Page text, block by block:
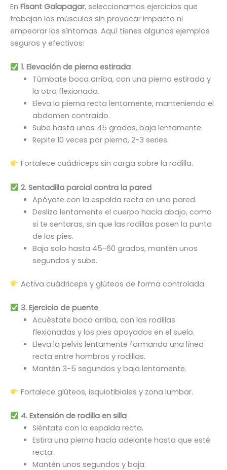
En Fisant Galapagar, seleccionamos ejercicios que
trabajan los músculos sin provocar impacto ni
empeorar los síntomas. Aquí tienes algunos ejemplos
seguros y efectivos:
1. Elevación de pierna estirada
Túmbate boca arriba, con una pierna estirada y
la otra flexionada.
Eleva la pierna recta lentamente, manteniendo el
abdomen contraído.
Sube hasta unos 45 grados, baja lentamente.
Repite 10 veces por pierna, 2-3 series.
Fortalece cuádriceps sin carga sobre la rodilla.
2. Sentadilla parcial contra la pared
Apóyate con la espalda recta en una pared.
Desliza lentamente el cuerpo hacia abajo, como
si te sentaras, sin que las rodillas pasen la punta
de los pies.
Baja solo hasta 45-60 grados, mantén unos
segundos y sube.
Activa cuádriceps y glúteos de forma controlada.
3. Ejercicio de puente
Acuéstate boca arriba, con las rodillas
flexionadas y los pies apoyados en el suelo.
Eleva la pelvis lentamente formando una línea
recta entre hombros y rodillas.
Mantén 3-5 segundos y baja lentamente.
Fortalece glúteos, isquiotibiales y zona lumbar.
4. Extensión de rodilla en silla
Siéntate con la espalda recta.
Estira una pierna hacia adelante hasta que esté
recta.
Mantén unos segundos y baja.